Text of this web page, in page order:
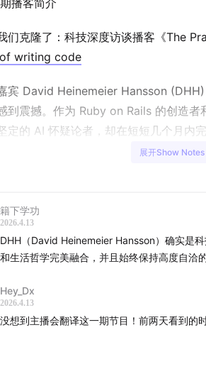
播客简介
们克隆了：科技深度访谈播客《The
writing code
宾 David Heinemeier Hansson
到震撼。作为 Ruby on Rails 的创造
定的 AI 怀疑论者，却在短短几个月内
享了他如何利用 AI 智能体（Agents）
90 分钟内处理 100 个 PR，甚至让
美感即真理”的深刻哲学，并预言“巅峰
手将在于判断力、审美和对材料的掌控。
，还是渴望提升生产力的产品人，这期
知。
展开Show Notes
籍下学功
2026.4.13
DHH（David Heinemeier Hansson）确实是
和生活哲学完美融合，并且始终保持高度自洽
Hey_Dx
2026.4.13
没想到主播会翻译这一期节目！前两天看到的